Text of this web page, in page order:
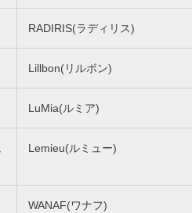
RADIRIS(ラディリス)
Lillbon(リルボン)
LuMia(ルミア)
Lemieu(ルミュー)
WANAF(ワナフ)